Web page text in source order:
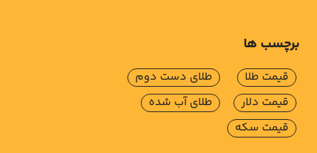
برچسب ها
قیمت طلا
قیمت دلار
قیمت سکه
طلای دست دوم
طلای آب شده